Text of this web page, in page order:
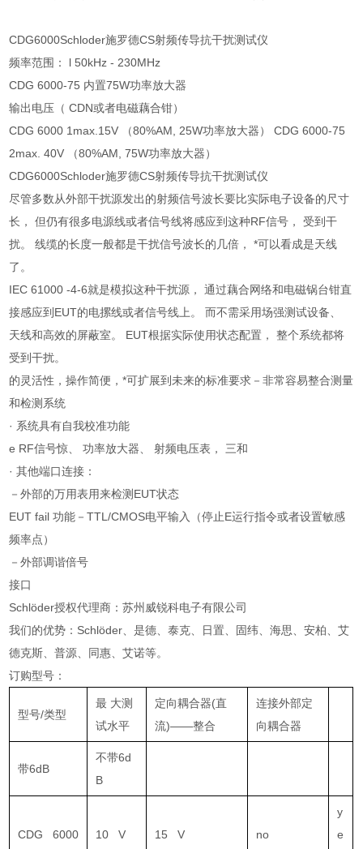
CDG6000Schloder施罗德CS射频传导抗干扰测试仪
频率范围： l 50kHz - 230MHz
CDG 6000-75 内置75W功率放大器
输出电压（ CDN或者电磁藕合钳）
CDG 6000 1max.15V （80%AM, 25W功率放大器） CDG 6000-75
2max. 40V （80%AM, 75W功率放大器）
CDG6000Schloder施罗德CS射频传导抗干扰测试仪
尽管多数从外部干扰源发出的射频信号波长要比实际电子设备的尺寸
长， 但仍有很多电源线或者信号线将感应到这种RF信号， 受到干
扰。 线缆的长度一般都是干扰信号波长的几倍， *可以看成是天线
了。
IEC 61000 -4-6就是模拟这种干扰源， 通过藕合网络和电磁锅台钳直
接感应到EUT的电摞线或者信号线上。 而不需采用场强测试设备、
天线和高效的屏蔽室。 EUT根据实际使用状态配置， 整个系统都将
受到干扰。
的灵活性，操作简便，*可扩展到未来的标准要求－非常容易整合测量
和检测系统
· 系统具有自我校准功能
e RF信号惊、 功率放大器、 射频电压表， 三和
· 其他端口连接：
－外部的万用表用来检测EUT状态
EUT fail 功能－TTL/CMOS电平输入（停止E运行指令或者设置敏感
频率点）
－外部调谐倍号
接口
Schlöder授权代理商：苏州威锐科电子有限公司
我们的优势：Schlöder、是德、泰克、日置、固纬、海思、安柏、艾
德克斯、普源、同惠、艾诺等。
订购型号：
型号/类型
最 大测
试水平
定向耦合器(直
流)——整合
连接外部定
向耦合器
带6dB
不带6d
B
CDG 6000 10 V 15 V no
y
e